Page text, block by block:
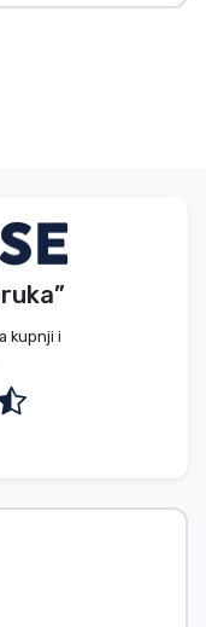
kupnji i